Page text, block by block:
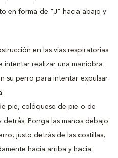
en forma de "J" hacia abajo y
en las vías respiratorias
intentar realizar una maniobra
su perro para intentar expulsar
pie, colóquese de pie o de
detrás. Ponga las manos debajo
justo detrás de las costillas,
hacia arriba y hacia